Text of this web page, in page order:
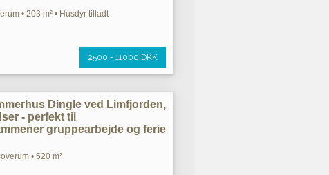
• 203 m² • Husdyr tilladt
2500 - 11000 DKK
Dingle ved Limfjorden,
- perfekt til
gruppearbejde og ferie
• 520 m²